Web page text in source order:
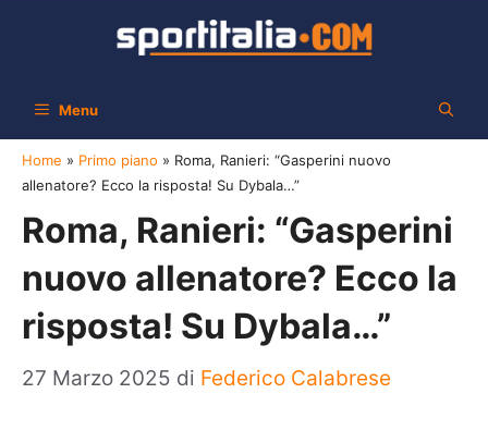
Menu
Home » Primo piano » Roma, Ranieri: “Gasperini nuovo
allenatore? Ecco la risposta! Su Dybala…”
Roma, Ranieri: “Gasperini
nuovo allenatore? Ecco la
risposta! Su Dybala…”
27 Marzo 2025 di Federico Calabrese